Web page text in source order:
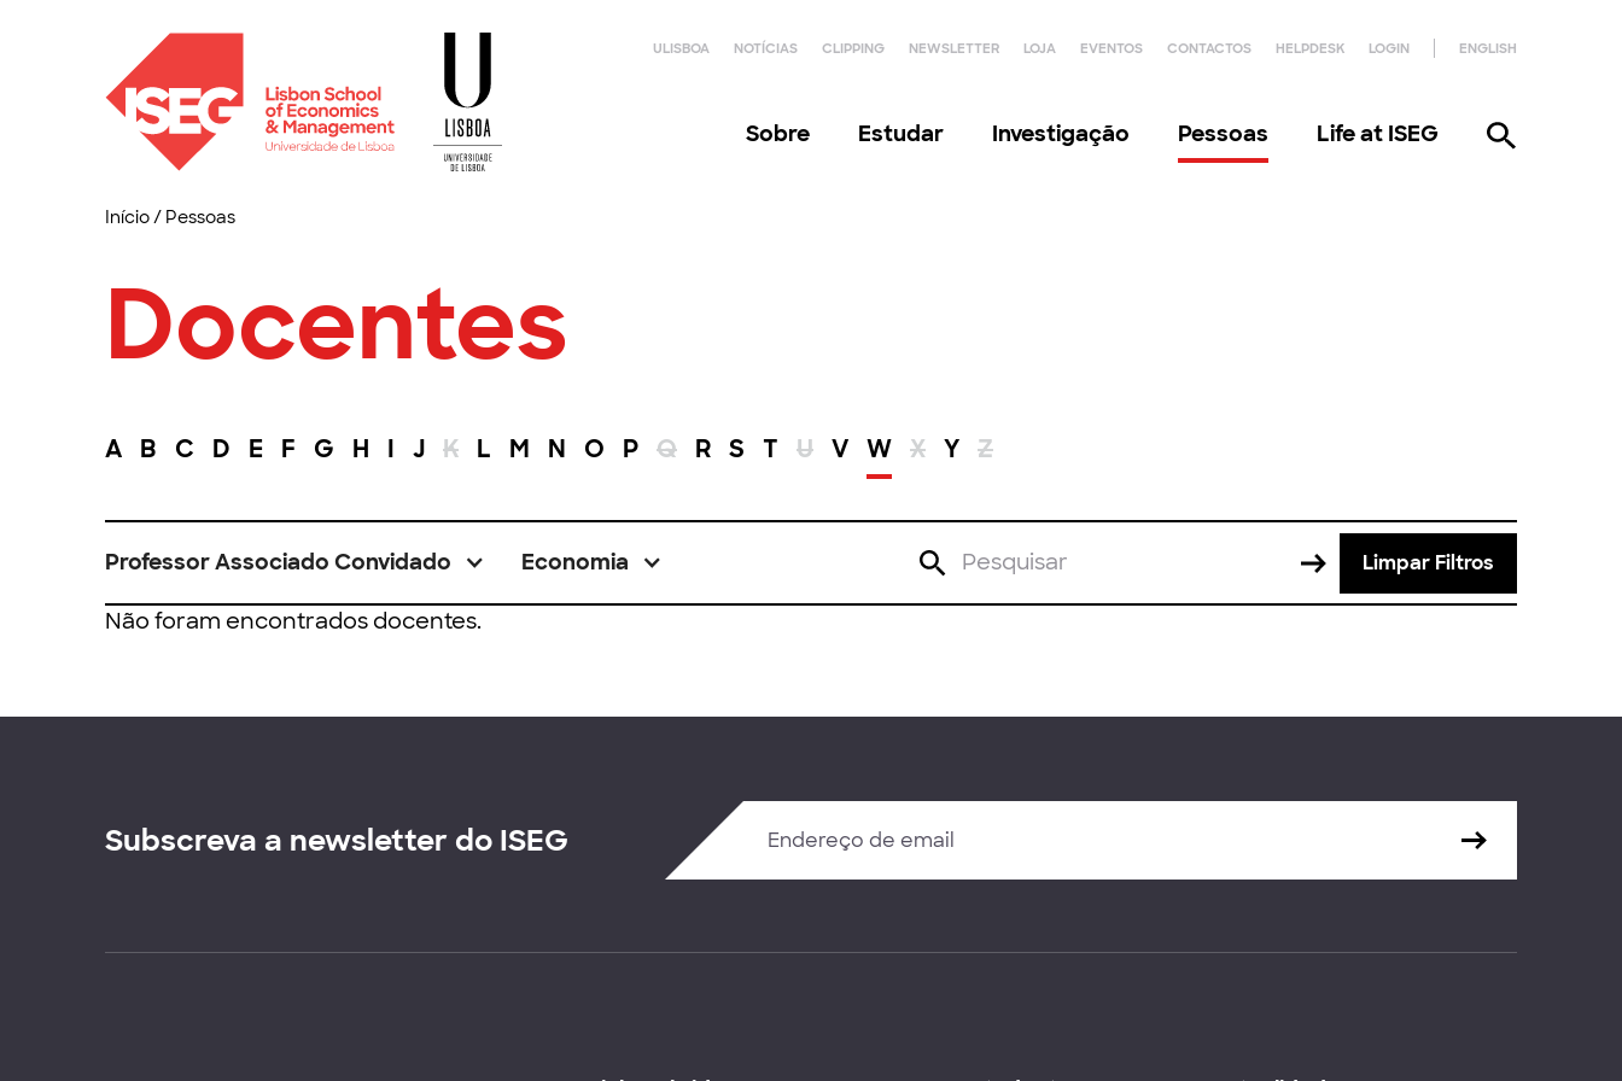
ULISBOA NOTÍCIAS CLIPPING NEWSLETTER LOJA EVENTOS CONTACTOS HELPDESK LOGIN ENGLISH
Sobre Estudar Investigação Pessoas Life at ISEG
Início/ Pessoas
Docentes
A B C D E F G H I J K L M N O P Q R S T U V W X Y Z
Professor Associado Convidado Economia Limpar Filtros
Não foram encontrados docentes.
Subscreva a newsletter do ISEG